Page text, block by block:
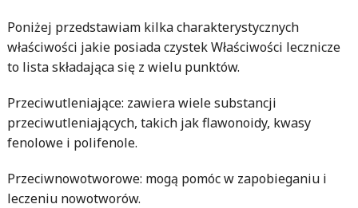
Poniżej przedstawiam kilka charakterystycznych
właściwości jakie posiada czystek Właściwości lecznicze
to lista składająca się z wielu punktów.
Przeciwutleniające: zawiera wiele substancji
przeciwutleniających, takich jak flawonoidy, kwasy
fenolowe i polifenole.
Przeciwnowotworowe: mogą pomóc w zapobieganiu i
leczeniu nowotworów.